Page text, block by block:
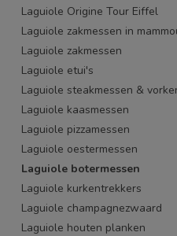
Laguiole Origine Tour Eiffel
Laguiole zakmessen in
Laguiole zakmessen
Laguiole etui's
Laguiole steakmessen &
Laguiole kaasmessen
Laguiole pizzamessen
Laguiole oestermessen
Laguiole botermessen
Laguiole kurkentrekkers
Laguiole champagnezwaard
Laguiole houten planken